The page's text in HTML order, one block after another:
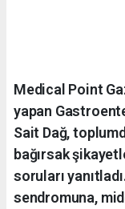
Medical Point
yapan
Sait Dağ,
bağırsak
soruları
sendromuna,